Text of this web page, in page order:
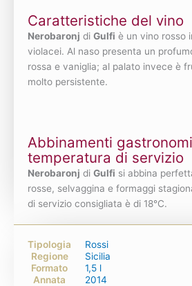
Caratteristiche del vino
Nerobaronj di Gulfi è un vino rosso
violacei. Al naso presenta un
rossa e vaniglia; al palato invece è
molto persistente.
Abbinamenti
temperatura di servizio
Nerobaronj di Gulfi si abbina
rosse, selvaggina e formaggi
di servizio consigliata è di 18°C.
Tipologia
Rossi
Regione
Sicilia
Formato
1,5 l
Annata
2014